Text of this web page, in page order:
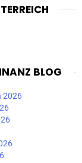
BLOG
2026